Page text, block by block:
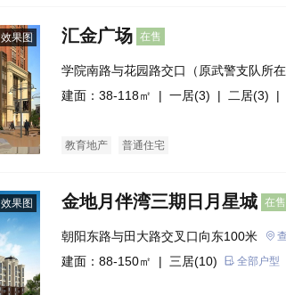
效果图 汇金广场 在售
学院南路与花园路交口（原武警支队所在
建面：38-118㎡ | 一居(3) | 二居(3) |
教育地产 普通住宅
效果图 金地月伴湾三期日月星城 在售
朝阳东路与田大路交叉口向东100米
建面：88-150㎡ | 三居(10) 全部户型